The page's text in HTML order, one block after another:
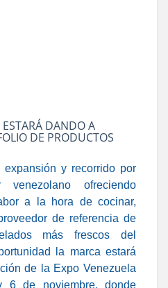
DANDO A
DE PRODUCTOS
y recorrido por
ofreciendo
a la hora de cocinar,
de referencia de
más frescos del
la marca estará
de la Expo Venezuela
6 de noviembre, donde